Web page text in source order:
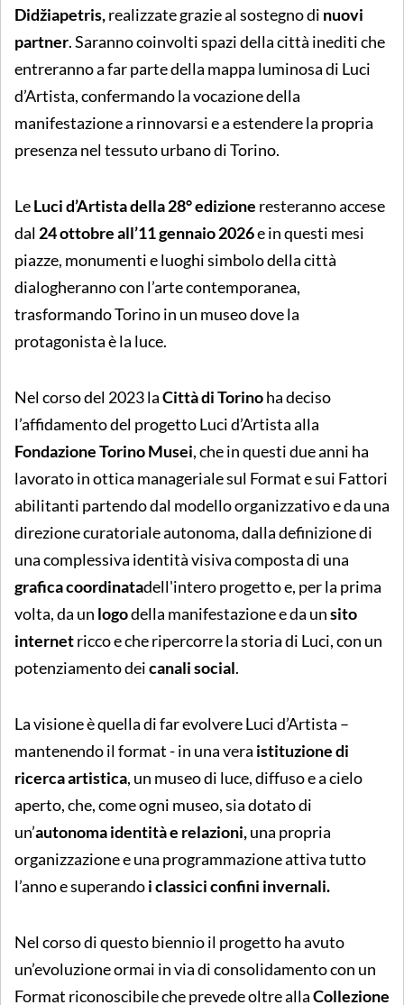
Didžiapetris,realizzate grazie al sostegno di nuovi
partner. Saranno coinvolti spazi della città inediti che
entreranno a far parte della mappa luminosa di Luci
d’Artista, confermando la vocazione della
manifestazione a rinnovarsi e a estendere la propria
presenza nel tessuto urbano di Torino.
LeLuci d’Artista della 28° edizione resteranno accese
dal 24 ottobre all’11 gennaio 2026e in questi mesi
piazze, monumenti e luoghi simbolo della città
dialogheranno con l’arte contemporanea,
trasformando Torino in un museo dove la
protagonista è la luce.
Nel corso del 2023 laCittà di Torinoha deciso
l’affidamento del progetto Luci d’Artista alla
Fondazione Torino Musei, che in questi due anni ha
lavorato in ottica manageriale sul Formate sui Fattori
abilitanti partendo dal modello organizzativo e da una
direzione curatoriale autonoma, dalla definizione di
una complessiva identità visiva composta di una
grafica coordinatadell'intero progetto e, per la prima
volta, da un logodella manifestazione e da unsito
internetricco e che ripercorre la storia di Luci, con un
potenziamento deicanali social.
La visione è quella di far evolvere Luci d’Artista –
mantenendo il format - in una vera istituzione di
ricerca artistica, un museo di luce, diffuso e a cielo
aperto, che, come ogni museo, sia dotato di
un’autonoma identità e relazioni,una propria
organizzazione e una programmazione attiva tutto
l’anno e superandoi classici confini invernali.
Nel corso di questo biennio il progetto ha avuto
un’evoluzione ormai in via di consolidamento con un
Format riconoscibile che prevede oltre allaCollezione